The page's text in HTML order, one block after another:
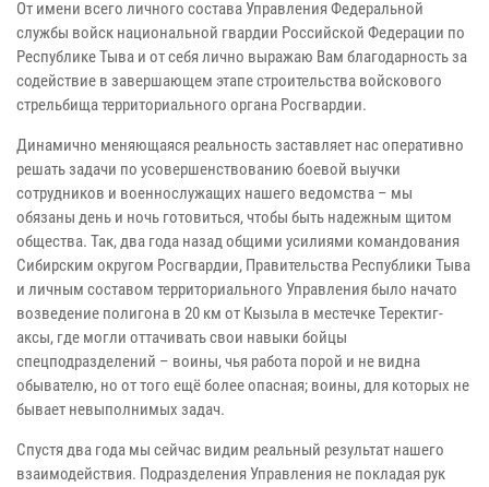
От имени всего личного состава Управления Федеральной
службы войск национальной гвардии Российской Федерации по
Республике Тыва и от себя лично выражаю Вам благодарность за
содействие в завершающем этапе строительства войскового
стрельбища территориального органа Росгвардии.
Динамично меняющаяся реальность заставляет нас оперативно
решать задачи по усовершенствованию боевой выучки
сотрудников и военнослужащих нашего ведомства – мы
обязаны день и ночь готовиться, чтобы быть надежным щитом
общества. Так, два года назад общими усилиями командования
Сибирским округом Росгвардии, Правительства Республики Тыва
и личным составом территориального Управления было начато
возведение полигона в 20 км от Кызыла в местечке Теректиг-
аксы, где могли оттачивать свои навыки бойцы
спецподразделений – воины, чья работа порой и не видна
обывателю, но от того ещё более опасная; воины, для которых не
бывает невыполнимых задач.
Спустя два года мы сейчас видим реальный результат нашего
взаимодействия. Подразделения Управления не покладая рук